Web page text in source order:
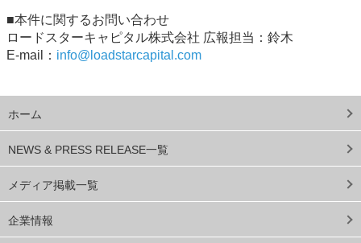
ホーム
NEWS & PRESS RELEASE一覧
メディア掲載一覧
企業情報
■本件に関するお問い合わせ
ロードスターキャピタル株式会社 広報担当：鈴木
E-mail： info@loadstarcapital.com